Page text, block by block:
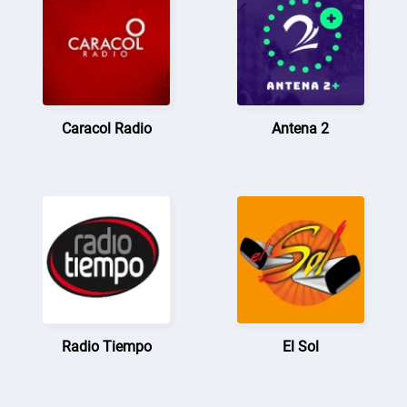
Caracol Radio Antena 2
Radio Tiempo El Sol